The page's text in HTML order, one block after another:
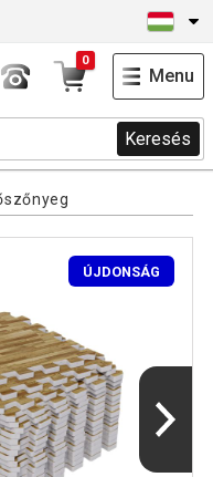
Keresés
0
Menu
ÚJDONSÁG